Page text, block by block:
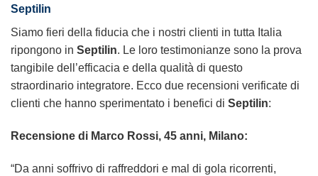
Septilin
Siamo fieri della fiducia che i nostri clienti in tutta Italia
ripongono in Septilin. Le loro testimonianze sono la prova
tangibile dell’efficacia e della qualità di questo
straordinario integratore. Ecco due recensioni verificate di
clienti che hanno sperimentato i benefici di Septilin:
Recensione di Marco Rossi, 45 anni, Milano:
“Da anni soffrivo di raffreddori e mal di gola ricorrenti,